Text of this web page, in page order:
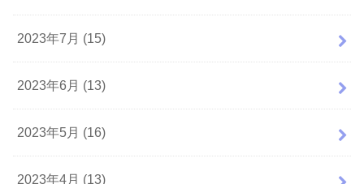
2023年7月 (15)
2023年6月 (13)
2023年5月 (16)
2023年4月 (13)